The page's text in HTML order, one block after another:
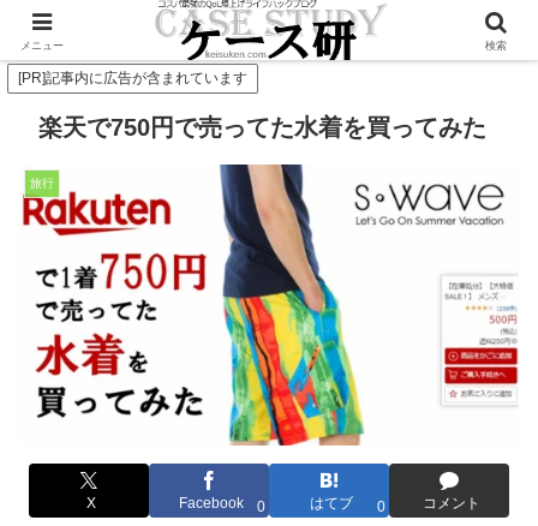
Twitterで毎日お得情報発信中！是非フォローお願いします
[PR]記事内に広告が含まれています
楽天で750円で売ってた水着を買ってみた
旅行
X Facebook 0 はてブ 0 コメント
メニュー 検索